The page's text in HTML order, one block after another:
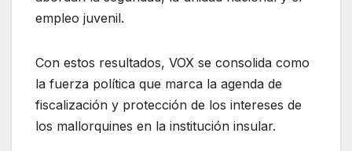
empleo juvenil.
Con estos resultados, VOX se consolida como
la fuerza política que marca la agenda de
fiscalización y protección de los intereses de
los mallorquines en la institución insular.